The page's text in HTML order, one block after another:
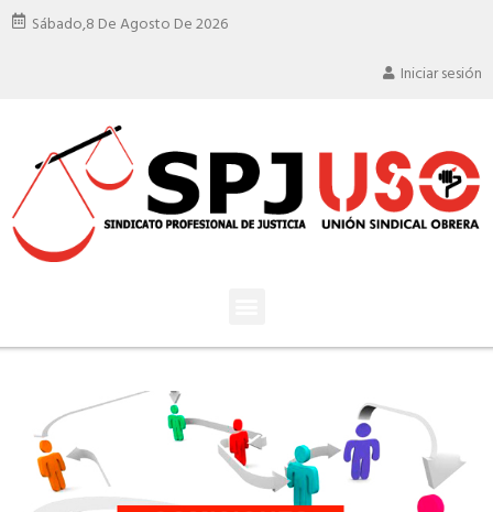
Sábado,8 De Agosto De 2026
Iniciar sesión